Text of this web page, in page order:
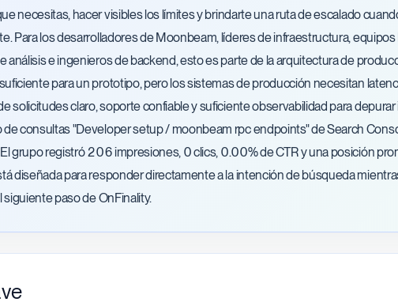
necesitas, hacer visibles los límites y brindarte una ruta de escalado
Para los desarrolladores de Moonbeam, líderes de infraestructura, equipos
análisis e ingenieros de backend, esto es parte de la arquitectura de
para un prototipo, pero los sistemas de producción necesitan
solicitudes claro, soporte confiable y suficiente observabilidad para
consultas "Developer setup / moonbeam rpc endpoints" de Search
grupo registró 206 impresiones, 0 clics, 0.00% de CTR y una posición
diseñada para responder directamente a la intención de búsqueda
siguiente paso de OnFinality.